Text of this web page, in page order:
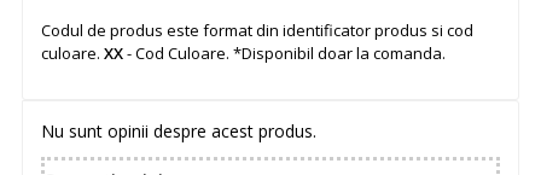
Codul de produs este format din identificator produs si cod
culoare. XX- Cod Culoare. *Disponibil doar la comanda.
Nu sunt opinii despre acest produs.